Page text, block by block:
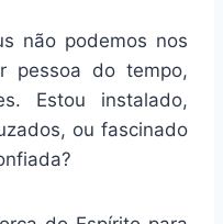
não podemos nos
pessoa do tempo,
Estou instalado,
ou fascinado